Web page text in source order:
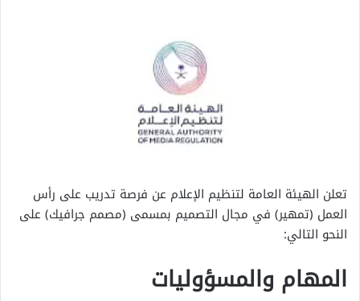
تعلن الهيئة العامة لتنظيم الإعلام عن فرصة تدريب على رأس
العمل (تمهير) في مجال التصميم بمسمى (مصمم جرافيك) على
النحو التالي:
المهام والمسؤوليات